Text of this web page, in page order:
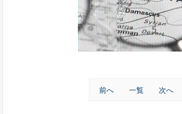
前へ 一覧 次へ